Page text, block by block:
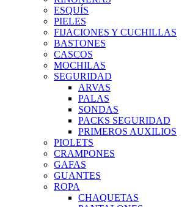
ESQUÍS
PIELES
FIJACIONES Y CUCHILLAS
BASTONES
CASCOS
MOCHILAS
SEGURIDAD
ARVAS
PALAS
SONDAS
PACKS SEGURIDAD
PRIMEROS AUXILIOS
PIOLETS
CRAMPONES
GAFAS
GUANTES
ROPA
CHAQUETAS